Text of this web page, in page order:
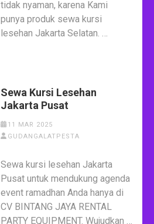
tidak nyaman, karena Kami
punya produk sewa kursi
lesehan Jakarta Selatan. …
Sewa Kursi Lesehan
Jakarta Pusat
11 MAR 2025
GUDANGALATPESTA
Sewa kursi lesehan Jakarta
Pusat untuk mendukung agenda
event ramadhan Anda hanya di
CV BINTANG JAYA RENTAL
PARTY EQUIPMENT. Wujudkan …